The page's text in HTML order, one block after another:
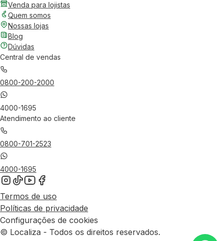
Venda para lojistas
Quem somos
Nossas lojas
Blog
Dúvidas
Central de vendas
0800-200-2000
4000-1695
Atendimento ao cliente
0800-701-2523
4000-1695
Termos de uso
Políticas de privacidade
Configurações de cookies
© Localiza - Todos os direitos reservados.